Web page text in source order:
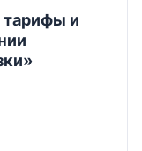
тарифы и